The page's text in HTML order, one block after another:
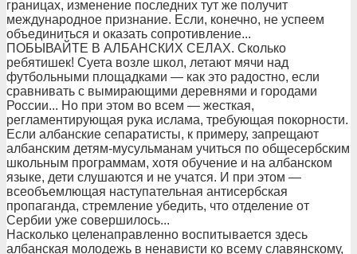
границах, изменение последних тут же получит
международное признание. Если, конечно, не успеем
объединиться и оказать сопротивление...
ПОБЫВАЙТЕ В АЛБАНСКИХ СЕЛАХ. Сколько
ребятишек! Суета возле школ, летают мячи над
футбольными площадками — как это радостно, если
сравнивать с вымирающими деревнями и городами
России... Но при этом во всем — жесткая,
регламентирующая рука ислама, требующая покорности.
Если албанские сепаратисты, к примеру, запрещают
албанским детям-мусульманам учиться по общесербским
школьным программам, хотя обучение и на албанском
языке, дети слушаются и не учатся. И при этом —
всеобъемлющая наступательная антисербская
пропаганда, стремление убедить, что отделение от
Сербии уже совершилось...
Насколько целенаправленно воспитывается здесь
албанская молодежь в ненависти ко всему славянскому,